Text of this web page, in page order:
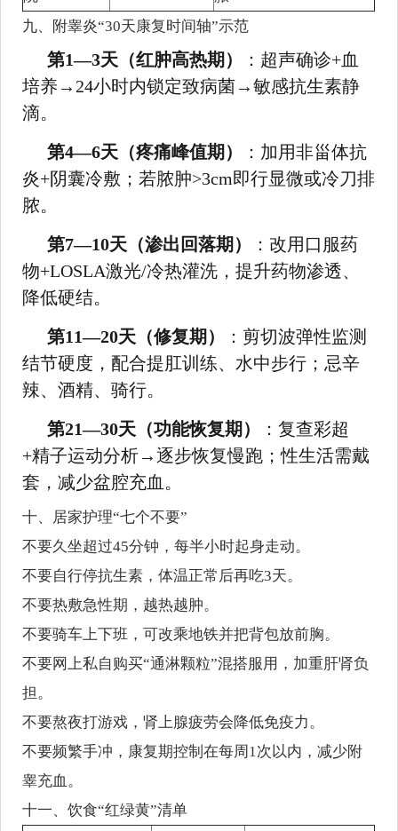
九、附睾炎“30天康复时间轴”示范
第1—3天（红肿高热期）
：超声确诊+血
培养→24小时内锁定致病菌→敏感抗生素静
滴。
第4—6天（疼痛峰值期）
：加用非甾体抗
炎+阴囊冷敷；若脓肿>3cm即行显微或冷刀排
脓。
第7—10天（渗出回落期）
：改用口服药
物+LOSLA激光/冷热灌洗，提升药物渗透、
降低硬结。
第11—20天（修复期）
：剪切波弹性监测
结节硬度，配合提肛训练、水中步行；忌辛
辣、酒精、骑行。
第21—30天（功能恢复期）
：复查彩超
+精子运动分析→逐步恢复慢跑；性生活需戴
套，减少盆腔充血。
十、居家护理“七个不要”
不要久坐超过45分钟，每半小时起身走动。
不要自行停抗生素，体温正常后再吃3天。
不要热敷急性期，越热越肿。
不要骑车上下班，可改乘地铁并把背包放前胸。
不要网上私自购买“通淋颗粒”混搭服用，加重肝肾负
担。
不要熬夜打游戏，肾上腺疲劳会降低免疫力。
不要频繁手冲，康复期控制在每周1次以内，减少附
睾充血。
十一、饮食“红绿黄”清单